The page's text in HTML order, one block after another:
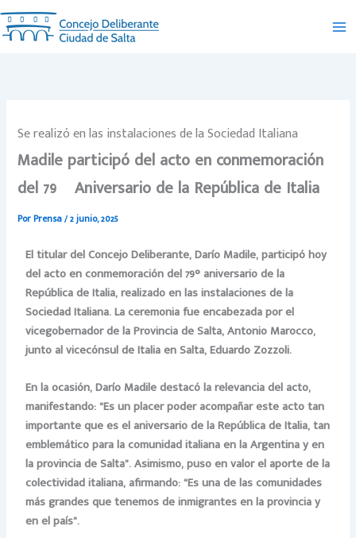
Ir
al
contenido
Se realizó en las instalaciones de la Sociedad Italiana
Madile participó del acto en conmemoración
del 79º Aniversario de la República de Italia
PorPrensa/2 junio, 2025
El titular del Concejo Deliberante, Darío Madile, participó hoy
del acto en conmemoración del 79° aniversario de la
República de Italia, realizado en las instalaciones de la
Sociedad Italiana. La ceremonia fue encabezada por el
vicegobernador de la Provincia de Salta, Antonio Marocco,
junto al vicecónsul de Italia en Salta, Eduardo Zozzoli.
En la ocasión, Darío Madile destacó la relevancia del acto,
manifestando: “Es un placer poder acompañar este acto tan
importante que es el aniversario de la República de Italia, tan
emblemático para la comunidad italiana en la Argentina y en
la provincia de Salta”. Asimismo, puso en valor el aporte de la
colectividad italiana, afirmando: “Es una de las comunidades
más grandes que tenemos de inmigrantes en la provincia y
en el país”.